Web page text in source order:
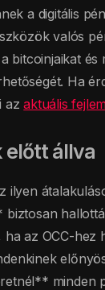
a digitális
valós
bitcoinjaikat
Ha
azaktuális
előtt állva
ilyen
az OCC-
minden